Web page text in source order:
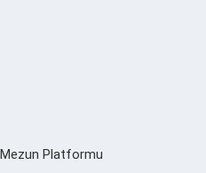
Platformu